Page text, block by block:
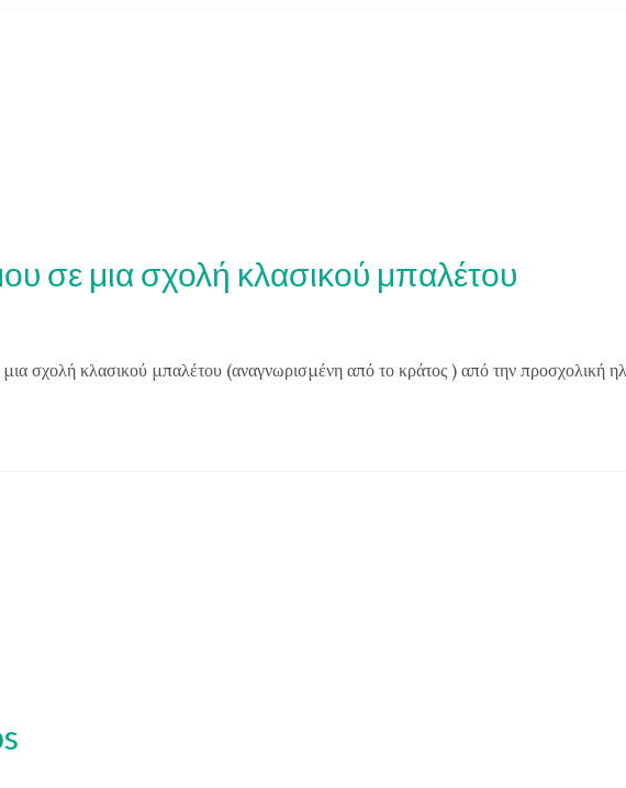
σε μια σχολή κλασικού μπαλέτου
σχολή κλασικού μπαλέτου (αναγνωρισμένη από το κράτος ) από την προσχολική